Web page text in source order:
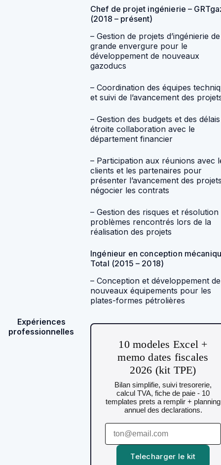
Expériences
professionnelles
Chef de projet ingénierie –
(2018 – présent)
– Gestion de projets d’ingénierie de
grande envergure pour le
développement de nouveaux
gazoducs
– Coordination des équipes
et suivi de l’avancement des
– Gestion des budgets et des
étroite collaboration avec le
département financier
– Participation aux réunions avec
clients et les partenaires pour
présenter l’avancement des
négocier les contrats
– Gestion des risques et résolution
problèmes rencontrés lors de la
réalisation des projets
Ingénieur en conception
Total (2015 – 2018)
– Conception et développement de
nouveaux équipements pour les
plates-formes pétrolières
10 modeles Excel +
memo dates fiscales
2026 (kit TPE)
Bilan simplifie, suivi tresorerie,
calcul TVA, fiche de paie - 10
templates prets a remplir + planning
annuel des declarations.
Telecharger le kit